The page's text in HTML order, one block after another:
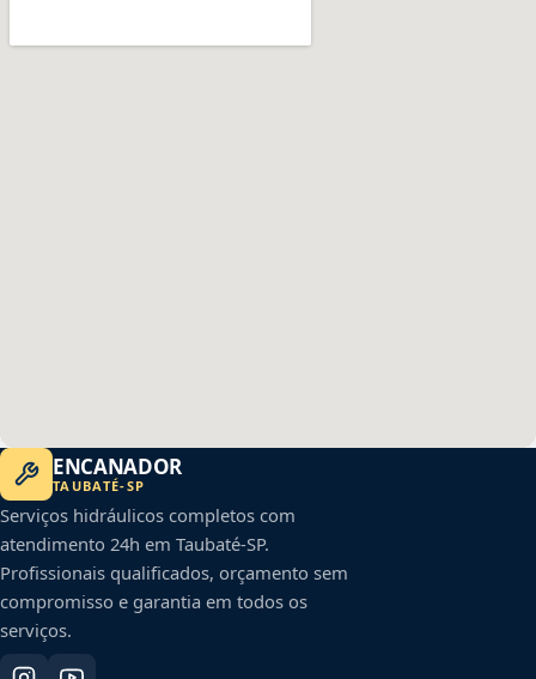
ENCANADOR
TAUBATÉ-SP
Serviços hidráulicos completos com
atendimento 24h em Taubaté-SP.
Profissionais qualificados, orçamento sem
compromisso e garantia em todos os
serviços.